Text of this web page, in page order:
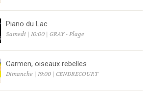
Piano du Lac
Samedi | 10:00 | GRAY - Plage
Carmen, oiseaux rebelles
Dimanche | 19:00 | CENDRECOURT